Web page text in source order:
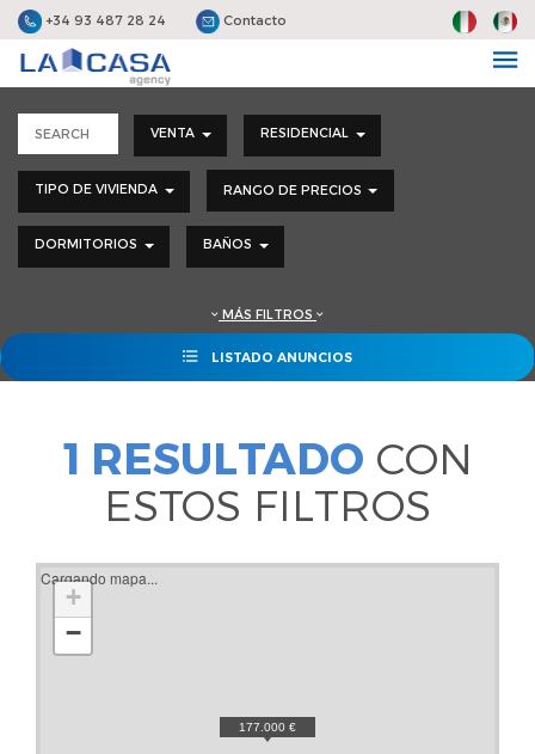
+34 93 487 28 24 Contacto
VENTA RESIDENCIAL
TIPO DE VIVIENDA RANGO DE PRECIOS
DORMITORIOS BAÑOS
MÁS FILTROS
LISTADO ANUNCIOS
1 RESULTADO CON
ESTOS FILTROS
Cargando mapa...
177.000 €
+
−